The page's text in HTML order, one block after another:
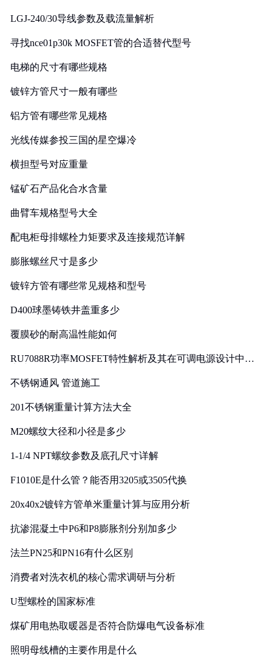
LGJ-240/30导线参数及载流量解析
寻找nce01p30k MOSFET管的合适替代型号
电梯的尺寸有哪些规格
镀锌方管尺寸一般有哪些
铝方管有哪些常见规格
光线传媒参投三国的星空爆冷
横担型号对应重量
锰矿石产品化合水含量
曲臂车规格型号大全
配电柜母排螺栓力矩要求及连接规范详解
膨胀螺丝尺寸是多少
镀锌方管有哪些常见规格和型号
D400球墨铸铁井盖重多少
覆膜砂的耐高温性能如何
RU7088R功率MOSFET特性解析及其在可调电源设计中的
不锈钢通风 管道施工
201不锈钢重量计算方法大全
M20螺纹大径和小径是多少
1-1/4 NPT螺纹参数及底孔尺寸详解
F1010E是什么管？能否用3205或3505代换
20x40x2镀锌方管单米重量计算与应用分析
抗渗混凝土中P6和P8膨胀剂分别加多少
法兰PN25和PN16有什么区别
消费者对洗衣机的核心需求调研与分析
U型螺栓的国家标准
煤矿用电热取暖器是否符合防爆电气设备标准
照明母线槽的主要作用是什么